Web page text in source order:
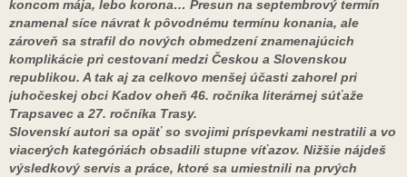
koncom mája, lebo korona… Presun na septembrový termín
znamenal síce návrat k pôvodnému termínu konania, ale
zároveň sa strafil do nových obmedzení znamenajúcich
komplikácie pri cestovaní medzi Českou a Slovenskou
republikou. A tak aj za celkovo menšej účasti zahorel pri
juhočeskej obci Kadov oheň 46. ročníka literárnej súťaže
Trapsavec a 27. ročníka Trasy.
Slovenskí autori sa opäť so svojimi príspevkami nestratili a vo
viacerých kategóriách obsadili stupne víťazov. Nižšie nájdeš
výsledkový servis a práce, ktoré sa umiestnili na prvých